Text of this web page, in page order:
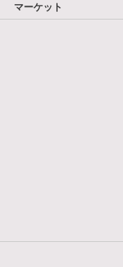
マーケット